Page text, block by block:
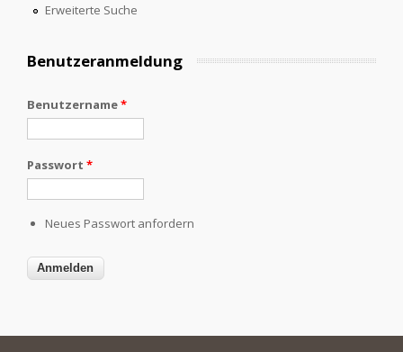
Erweiterte Suche
Benutzeranmeldung
Benutzername*
Passwort *
Neues Passwort anfordern